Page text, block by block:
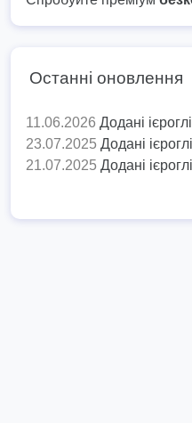
Останні оновлення
11.06.2026 Додані
23.07.2025 Додані
21.07.2025 Додані